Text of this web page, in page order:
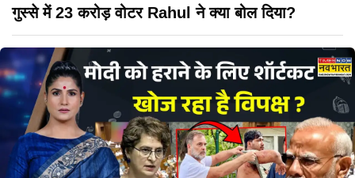
गुस्से में 23 करोड़ वोटर Rahul ने क्या बोल दिया?